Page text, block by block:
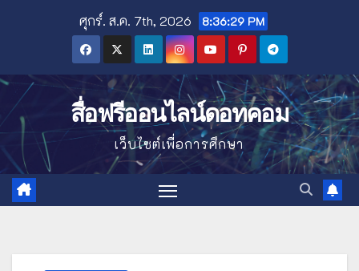
ศุกร์. ส.ค. 7th, 2026 8:36:31 PM
สื่อฟรีออนไลน์ดอทคอม
เว็บไซต์เพื่อการศึกษา